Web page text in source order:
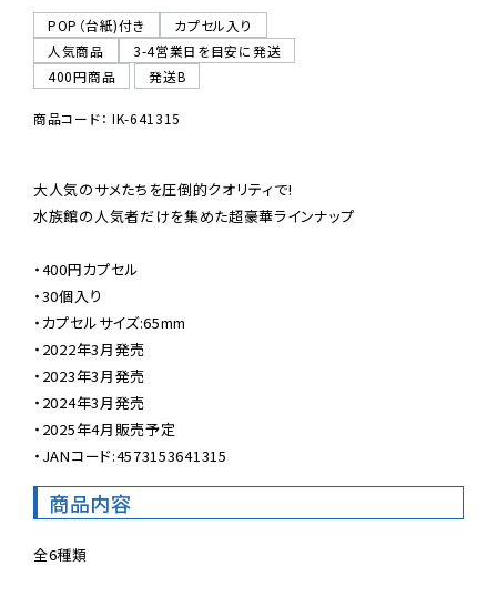
POP（台紙)付き
カプセル入り
人気商品
3-4営業日を目安に発送
400円商品
発送B
商品コード： IK-641315
大人気のサメたちを圧倒的クオリティで!
水族館の人気者だけを集めた超豪華ラインナップ
・400円カプセル
・30個入り
・カプセルサイズ:65mm
・2022年3月発売
・2023年3月発売
・2024年3月発売
・2025年4月販売予定
・JANコード:4573153641315
商品内容
全6種類